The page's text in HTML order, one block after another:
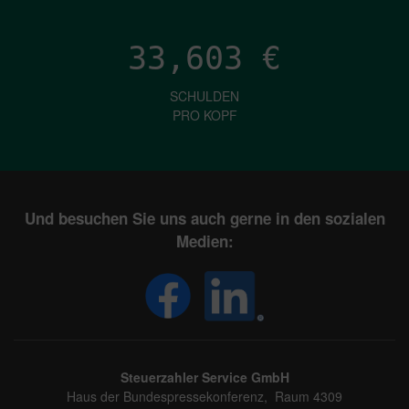
33,603 €
SCHULDEN
PRO KOPF
Und besuchen Sie uns auch gerne in den sozialen
Medien:
Steuerzahler Service GmbH
Haus der Bundespressekonferenz, Raum 4309